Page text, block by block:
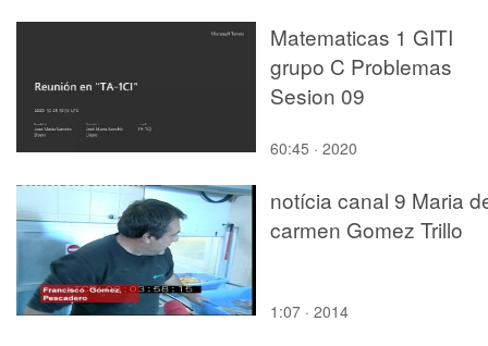
Matematicas 1 GITI
grupo C Problemas
Sesion 09
60:45 · 2020
notícia canal 9 Maria
carmen Gomez Trillo
1:07 · 2014